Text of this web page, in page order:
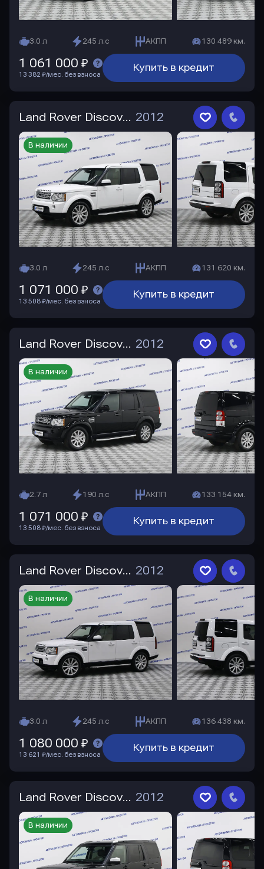
3.0 л 245 л.с АКПП 130 489 км.
Купить в кредит
1 061 000 ₽
13 382 ₽/мес. без взноса
Land Rover Discovery 2012
3.0 л 245 л.с АКПП 131 620 км.
В наличии
Купить в кредит
1 071 000 ₽
13 508 ₽/мес. без взноса
Land Rover Discovery 2012
2.7 л 190 л.с АКПП 133 154 км.
В наличии
Купить в кредит
1 071 000 ₽
13 508 ₽/мес. без взноса
Land Rover Discovery 2012
3.0 л 245 л.с АКПП 136 438 км.
В наличии
Купить в кредит
1 080 000 ₽
13 621 ₽/мес. без взноса
Land Rover Discovery 2012
В наличии